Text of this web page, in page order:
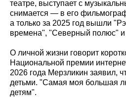
театре, выступает с
снимается — в его
а только за 2025 год вышли
времена", "Северный полюс" и
О личной жизни говорит
Национальной премии
2026 года Мерзликин заявил,
детьми. "Самая моя большая
детям".